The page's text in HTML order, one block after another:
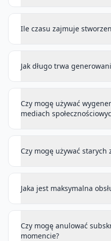
Ile czasu zajmuje
Jak długo trwa
Czy mogę używać
mediach
Czy mogę używać starych
Jaka jest maksymalna
Czy mogę anulować
momencie?